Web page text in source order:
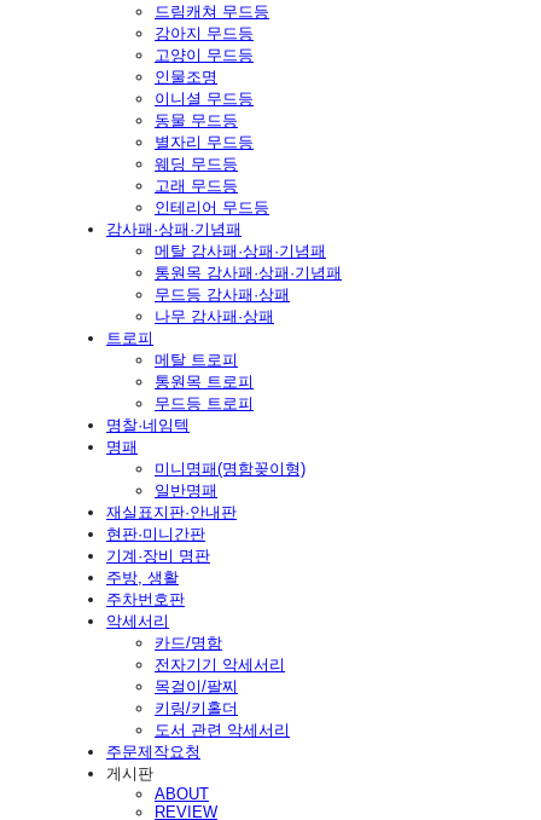
드림캐쳐 무드등
강아지 무드등
고양이 무드등
인물조명
이니셜 무드등
동물 무드등
별자리 무드등
웨딩 무드등
고래 무드등
인테리어 무드등
감사패·상패·기념패
메탈 감사패·상패·기념패
통원목 감사패·상패·기념패
무드등 감사패·상패
나무 감사패·상패
트로피
메탈 트로피
통원목 트로피
무드등 트로피
명찰·네임텍
명패
미니명패(명함꽂이형)
일반명패
재실표지판·안내판
현판·미니간판
기계·장비 명판
주방, 생활
주차번호판
악세서리
카드/명함
전자기기 악세서리
목걸이/팔찌
키링/키홀더
도서 관련 악세서리
주문제작요청
게시판
ABOUT
REVIEW